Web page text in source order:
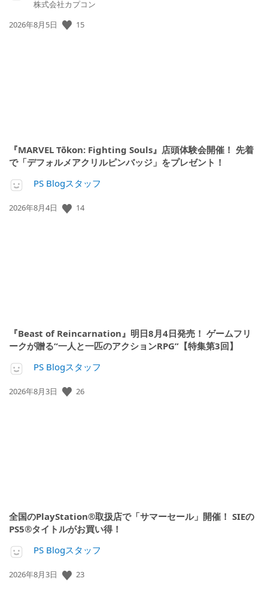
株式会社カプコン
公
2026年8月5日 15
『MARVEL Tōkon: Fighting Souls』店頭体験会開催！ 先着
で「デフォルメアクリルピンバッジ」をプレゼント！
PS Blogスタッフ
公
2026年8月4日 14
『Beast of Reincarnation』明日8月4日発売！ ゲームフリ
ークが贈る“一人と一匹のアクションRPG”【特集第3回】
PS Blogスタッフ
公
2026年8月3日 26
全国のPlayStation®取扱店で「サマーセール」開催！ SIEの
PS5®タイトルがお買い得！
PS Blogスタッフ
公
2026年8月3日 23